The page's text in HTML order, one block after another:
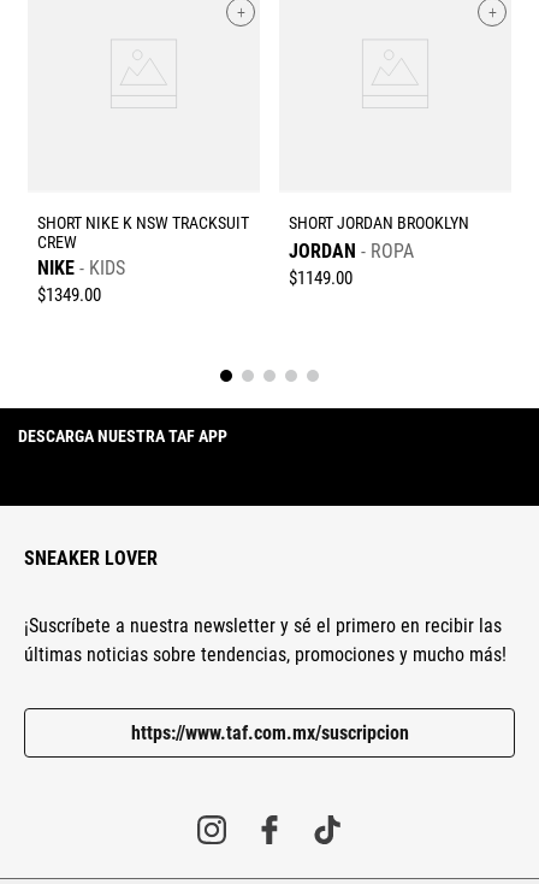
+
SHORT NIKE K NSW TRACKSUIT
CREW
NIKE KIDS
$1349.00
+
SHORT JORDAN BROOKLYN
JORDAN ROPA
$1149.00
DESCARGA NUESTRA TAF APP
SNEAKER LOVER
¡Suscríbete a nuestra newsletter y sé el primero en recibir las
últimas noticias sobre tendencias, promociones y mucho más!
https://www.taf.com.mx/suscripcion